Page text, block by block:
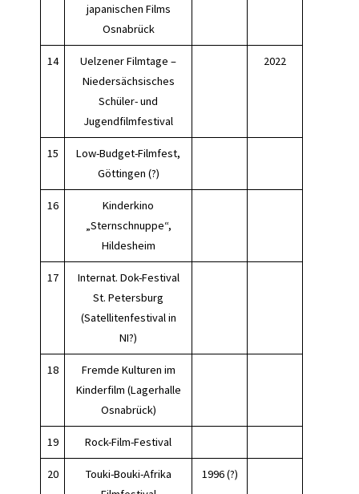
japanischen Films
Osnabrück
14
Uelzener Filmtage –
Niedersächsisches
Schüler- und
Jugendfilmfestival
2022
15
Low-Budget-Filmfest,
Göttingen (?)
16
Kinderkino
„Sternschnuppe“,
Hildesheim
17
Internat. Dok-Festival
St. Petersburg
(Satellitenfestival in
NI?)
18
Fremde Kulturen im
Kinderfilm (Lagerhalle
Osnabrück)
19 Rock-Film-Festival
20
Touki-Bouki-Afrika
1996 (?)